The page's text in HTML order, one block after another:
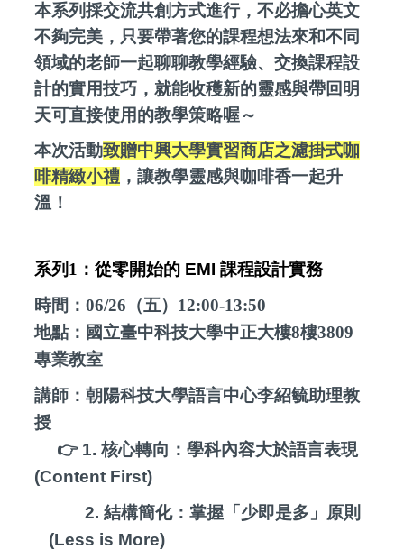
本系列採交流共創方式進行，不必擔心英文
不夠完美，只要帶著您的課程想法來和不同
領域的老師一起聊聊教學經驗、交換課程設
計的實用技巧，就能收穫新的靈感與帶回明
天可直接使用的教學策略喔～
本次活動致贈中興大學實習商店之濾掛式咖
啡精緻小禮 ，讓教學靈感與咖啡香一起升
溫！
系列 1 ：從零開始的 EMI課程設計實務
時間：06/26 （五） 12:00-13:50
地點：國立臺中科技大學中正大樓8樓3809
專業教室
講師：朝陽科技大學語言中心李紹毓助理教
授
👉 1.核心轉向：學科內容大於語言表現
(Content First)
2.結構簡化：掌握「少即是多」原則
(Less is More)